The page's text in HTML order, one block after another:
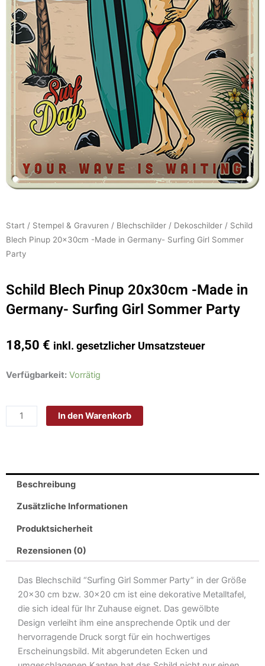
Start / Stempel & Gravuren / Blechschilder / Dekoschilder / Schild
Blech Pinup 20x30cm -Made in Germany- Surfing Girl Sommer
Party
Schild Blech Pinup 20x30cm -Made in
Germany- Surfing Girl Sommer Party
18,50 € inkl. gesetzlicher Umsatzsteuer
Verfügbarkeit: Vorrätig
Schild
20x30cm
Germany-
Surfing
Girl
Party
In den Warenkorb
Beschreibung
Zusätzliche Informationen
Produktsicherheit
Rezensionen (0)
Das Blechschild “Surfing Girl Sommer Party” in der Größe
20×30 cm bzw. 30×20 cm ist eine dekorative Metalltafel,
die sich ideal für Ihr Zuhause eignet. Das gewölbte
Design verleiht ihm eine ansprechende Optik und der
hervorragende Druck sorgt für ein hochwertiges
Erscheinungsbild. Mit abgerundeten Ecken und